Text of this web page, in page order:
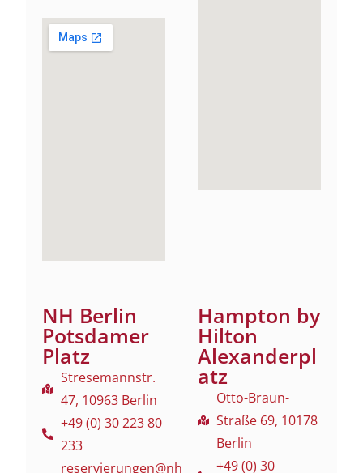
NH Berlin
Potsdamer
Platz
Stresemannstr.
47, 10963 Berlin
+49 (0) 30 223 80
233
reservierungen@nh-
Hampton by
Hilton
Alexanderpl
atz
Otto-Braun-
Straße 69, 10178
Berlin
+49 (0) 30